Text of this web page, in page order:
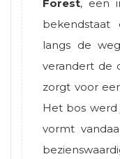
Forest, een
langs de
verandert de
zorgt voor
Het bos werd
vormt